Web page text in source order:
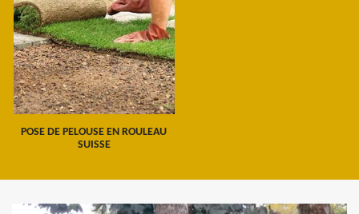
POSE DE PELOUSE EN ROULEAU
SUISSE